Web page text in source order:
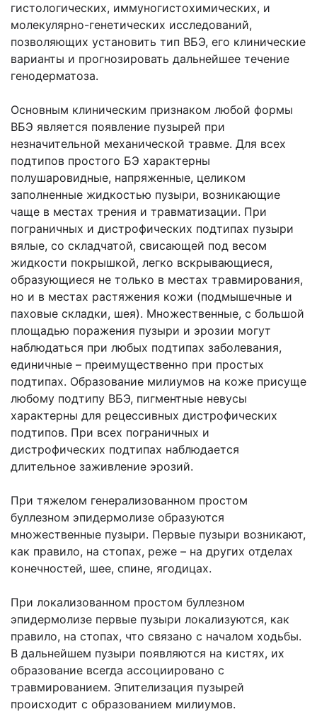
гистологических, иммуногистохимических, и
молекулярно-генетических исследований,
позволяющих установить тип ВБЭ, его клинические
варианты и прогнозировать дальнейшее течение
генодерматоза.
Основным клиническим признаком любой формы
ВБЭ является появление пузырей при
незначительной механической травме. Для всех
подтипов простого БЭ характерны
полушаровидные, напряженные, целиком
заполненные жидкостью пузыри, возникающие
чаще в местах трения и травматизации. При
пограничных и дистрофических подтипах пузыри
вялые, со складчатой, свисающей под весом
жидкости покрышкой, легко вскрывающиеся,
образующиеся не только в местах травмирования,
но и в местах растяжения кожи (подмышечные и
паховые складки, шея). Множественные, с большой
площадью поражения пузыри и эрозии могут
наблюдаться при любых подтипах заболевания,
единичные – преимущественно при простых
подтипах. Образование милиумов на коже присуще
любому подтипу ВБЭ, пигментные невусы
характерны для рецессивных дистрофических
подтипов. При всех пограничных и
дистрофических подтипах наблюдается
длительное заживление эрозий.
При тяжелом генерализованном простом
буллезном эпидермолизе образуются
множественные пузыри. Первые пузыри возникают,
как правило, на стопах, реже – на других отделах
конечностей, шее, спине, ягодицах.
При локализованном простом буллезном
эпидермолизе первые пузыри локализуются, как
правило, на стопах, что связано с началом ходьбы.
В дальнейшем пузыри появляются на кистях, их
образование всегда ассоциировано с
травмированием. Эпителизация пузырей
происходит с образованием милиумов.